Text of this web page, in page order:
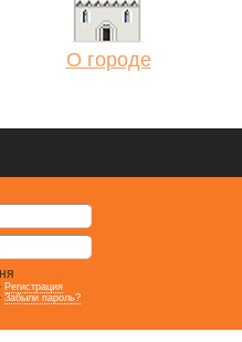
О городе
Регистрация
Забыли пароль?